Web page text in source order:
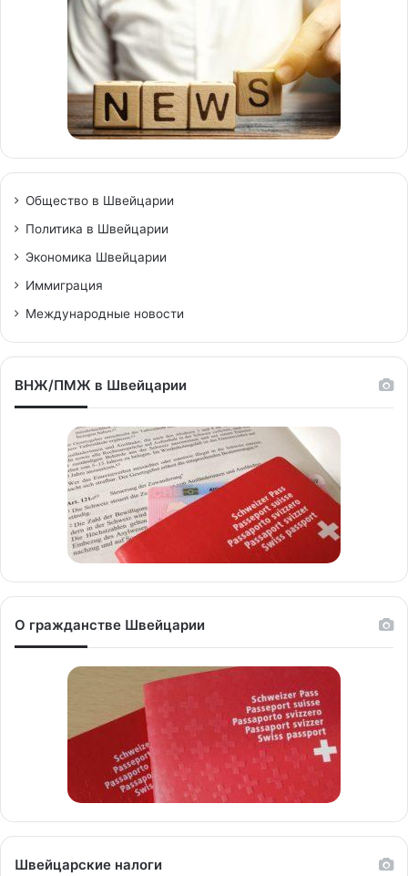
Общество в Швейцарии
Политика в Швейцарии
Экономика Швейцарии
Иммиграция
Международные новости
ВНЖ/ПМЖ в Швейцарии
О гражданстве Швейцарии
Швейцарские налоги